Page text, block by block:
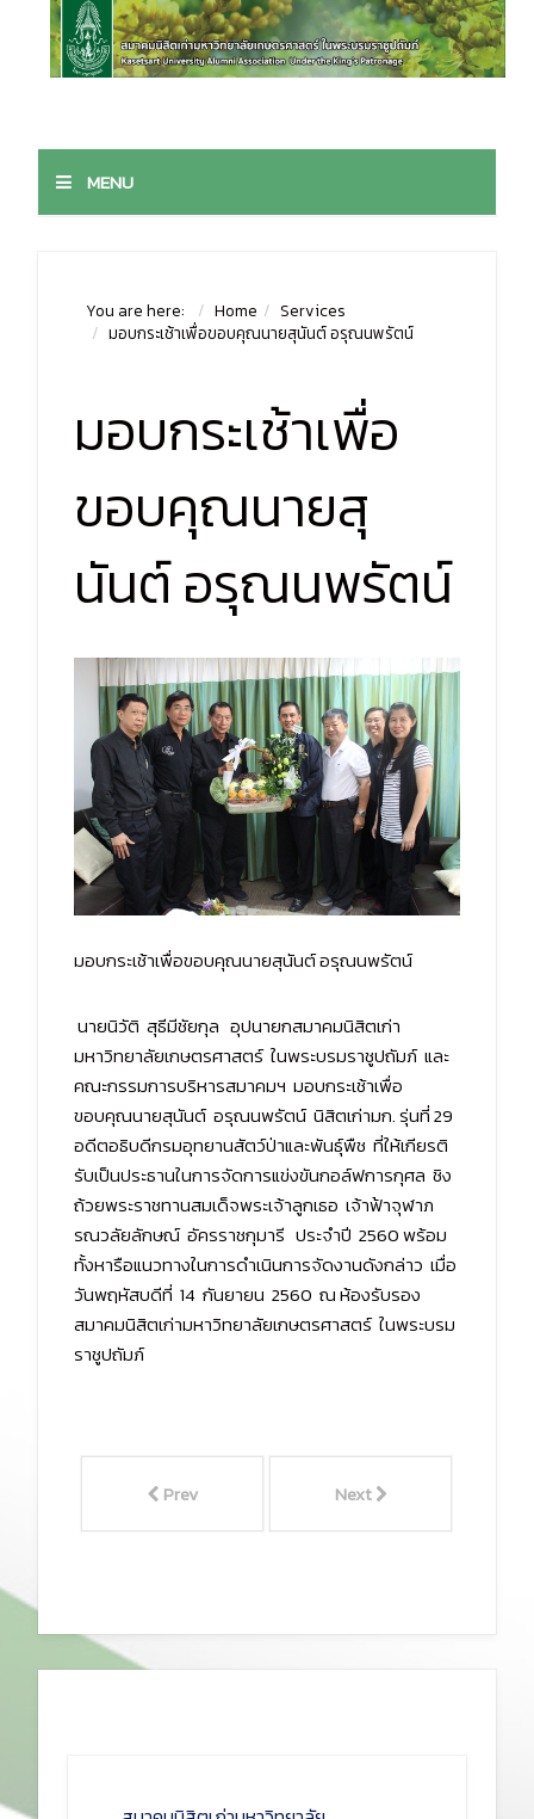
MENU
You are here: Home
Services
มอบกระเช้าเพื่อขอบคุณนายสุนันต์ อรุณนพรัตน์
มอบกระเช้าเพื่อ
ขอบคุณนายสุ
นันต์ อรุณนพรัตน์
มอบกระเช้าเพื่อขอบคุณนายสุนันต์ อรุณนพรัตน์
นายนิวัติ สุธีมีชัยกุล อุปนายกสมาคมนิสิตเก่า
มหาวิทยาลัยเกษตรศาสตร์ ในพระบรมราชูปถัมภ์ และ
คณะกรรมการบริหารสมาคมฯ มอบกระเช้าเพื่อ
ขอบคุณนายสุนันต์ อรุณนพรัตน์ นิสิตเก่ามก. รุ่นที่ 29
อดีตอธิบดีกรมอุทยานสัตว์ป่าและพันธุ์พืช ที่ให้เกียรติ
รับเป็นประธานในการจัดการแข่งขันกอล์ฟการกุศล ชิง
ถ้วยพระราชทานสมเด็จพระเจ้าลูกเธอ เจ้าฟ้าจุฬาภ
รณวลัยลักษณ์ อัครราชกุมารี ประจำปี 2560 พร้อม
ทั้งหารือแนวทางในการดำเนินการจัดงานดังกล่าว เมื่อ
วันพฤหัสบดีที่ 14 กันยายน 2560 ณ ห้องรับรอง
สมาคมนิสิตเก่ามหาวิทยาลัยเกษตรศาสตร์ ในพระบรม
ราชูปถัมภ์
Prev Next